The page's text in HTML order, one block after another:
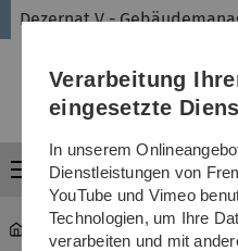
Dezernat V -
Menü
Verwaltung ...
Verarbeitung
eingesetzte
In unserem
Dienstleistungen von
YouTube und Vimeo
Technologien, um Ihre
verarbeiten und mit